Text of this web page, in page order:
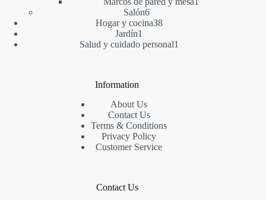
Salón66
productos
Hogar y cocina3838
Jardín1
producto
Salud y cuidado personal1
Information
About Us
Contact Us
Terms & Conditions
Privacy Policy
Customer Service
Contact Us